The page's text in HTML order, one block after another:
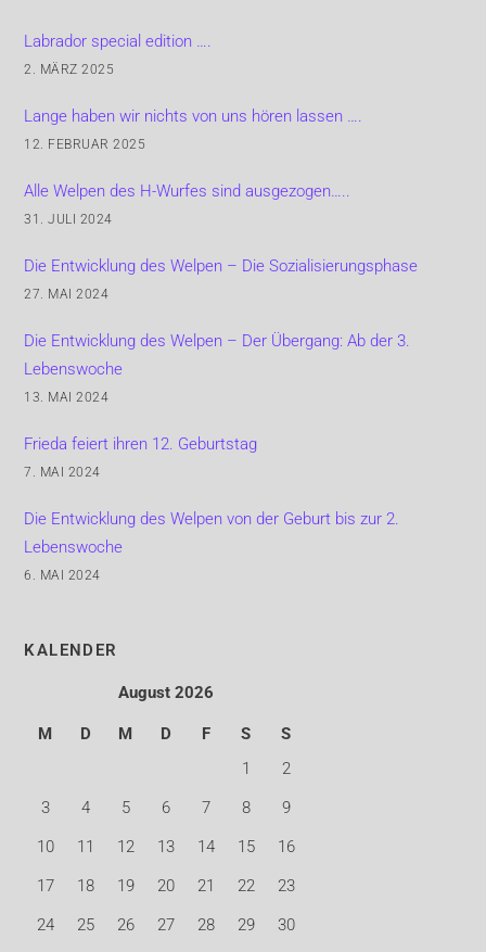
Labrador special edition ….
2. MÄRZ 2025
Lange haben wir nichts von uns hören lassen ….
12. FEBRUAR 2025
Alle Welpen des H-Wurfes sind ausgezogen…..
31. JULI 2024
Die Entwicklung des Welpen – Die Sozialisierungsphase
27. MAI 2024
Die Entwicklung des Welpen – Der Übergang: Ab der 3.
Lebenswoche
13. MAI 2024
Frieda feiert ihren 12. Geburtstag
7. MAI 2024
Die Entwicklung des Welpen von der Geburt bis zur 2.
Lebenswoche
6. MAI 2024
KALENDER
August 2026
M D M D F S
S
1
2
3
4 5 6 7 8
9
10
11 12 13 14 15
16
17
18 19 20 21 22
23
24
25 26 27 28 29
30